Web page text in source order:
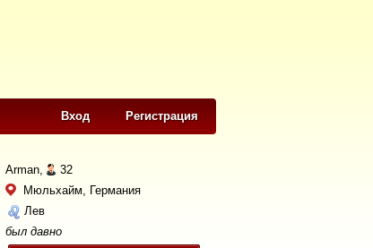
Регистрация
Вход
Arman,
32
Мюльхайм, Германия
Лев
был давно